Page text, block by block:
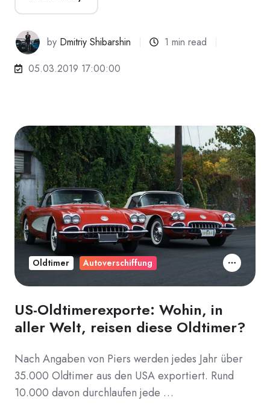
by Dmitriy Shibarshin
1 min read
05.03.2019 17:00:00
US-Oldtimerexporte: Wohin, in
aller Welt, reisen diese Oldtimer?
Nach Angaben von Piers werden jedes Jahr über
35.000 Oldtimer aus den USA exportiert. Rund
10.000 davon durchlaufen jede …
Oldtimer Autoverschiffung